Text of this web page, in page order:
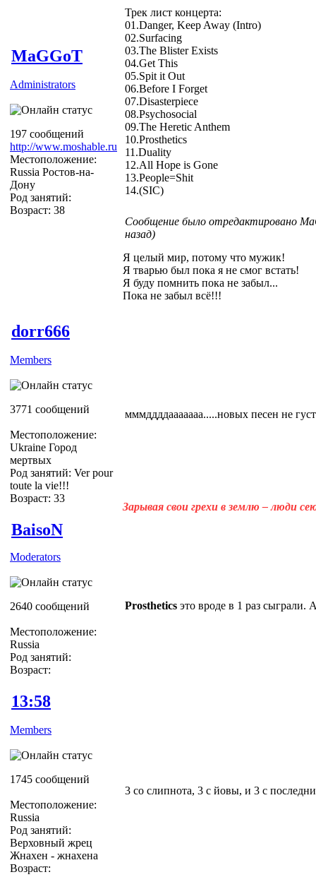
MaGGoT
Administrators
197 сообщений
http://www.moshable.ru
Местоположение:
Russia Ростов-на-
Дону
Род занятий:
Возраст: 38
Трек лист концерта:
01.Danger, Keep Away (Intro)
02.Surfacing
03.The Blister Exists
04.Get This
05.Spit it Out
06.Before I Forget
07.Disasterpiece
08.Psychosocial
09.The Heretic Anthem
10.Prosthetics
11.Duality
12.All Hope is Gone
13.People=Shit
14.(SIC)
Сообщение было отредактировано
назад)
Я целый мир, потому что мужик!
Я тварью был пока я не смог встать!
Я буду помнить пока не забыл...
Пока не забыл всё!!!
dorr666
Members
3771 сообщений
Местоположение:
Ukraine Город
мертвых
Род занятий: Ver pour
toute la vie!!!
Возраст: 33
мммддддааааааа.....новых песен не
Зарывая свои грехи в землю – люди
BaisoN
Moderators
2640 сообщений
Местоположение:
Russia
Род занятий:
Возраст:
Prosthetics это вроде в 1 раз сыграли.
13:58
Members
1745 сообщений
Местоположение:
Russia
Род занятий:
Верховный жрец
Жнахен - жнахена
Возраст:
3 со слипнота, 3 с йовы, и 3 с